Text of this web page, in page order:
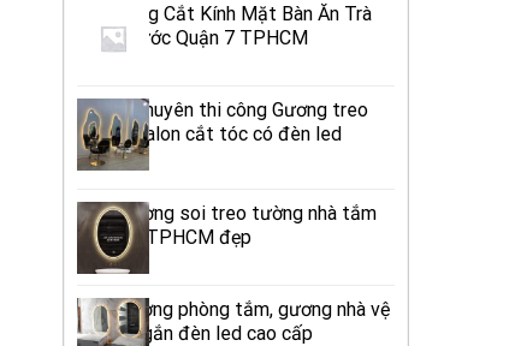
Cửa Hàng Cắt Kính Mặt Bàn Ăn Trà
Uống Nước Quận 7 TPHCM
Đơn vị chuyên thi công Gương treo
tường Salon cắt tóc có đèn led
TPHCM
Mẫu Gương soi treo tường nhà tắm
đèn led TPHCM đẹp
Mẫu gương phòng tắm, gương nhà vệ
sinh có gắn đèn led cao cấp